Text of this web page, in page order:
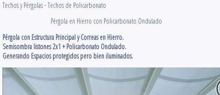
Techos y Pérgolas - Techos de Policarbonato
Pérgola en Hierro con Policarbonato Ondulado
Pérgola con Estructura Principal y Correas en Hierro.
Semisombra listones 2x1 + Policarbonato Ondulado.
Generando Espacios protegidos pero bien iluminados.